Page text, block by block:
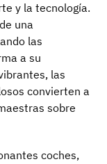
y la tecnología.
una
las
a su
las
convierten a
sobre
coches,